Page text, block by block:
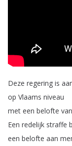
Deze regering is
op Vlaams niveau
met een belofte van
Een redelijk straffe
een belofte aan